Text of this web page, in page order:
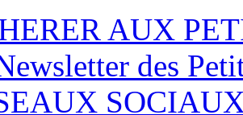
AUX
des